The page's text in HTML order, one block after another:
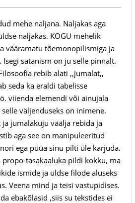
mehe naljana. Naljakas aga
naljakas. KOGU mehelik
vääramatu tõemonopilismiga ja
satanism on ju selle pinnalt.
rebib alati ,,jumalat,,
seda ka eraldi tabelisse
viienda elemendi või ainujala
väljenduseks on inimene.
jumalakuju väälja rebida ja
aga see on manipuleeritud
ega püüa sinu pilti üle karjuda.
propo-tasakaaluka pildi kokku, ma
ismide ja üldse filode aluseks
Veena mind ja teisi vastupidises.
ebakõlasid ,siis su tekstides ei